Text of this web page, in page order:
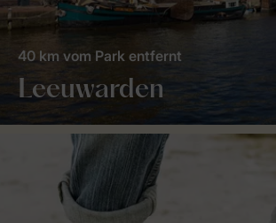
Leeuwarden
40 km vom Park entfernt